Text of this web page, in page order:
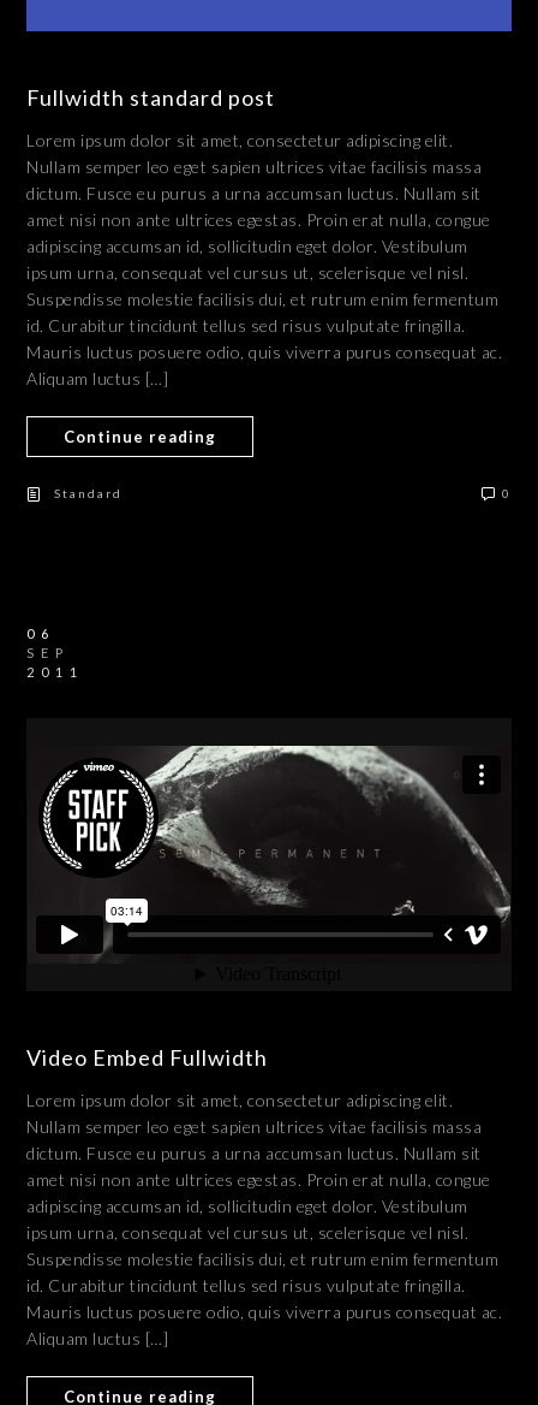
Fullwidth standard post
Lorem ipsum dolor sit amet, consectetur adipiscing elit.
Nullam semper leo eget sapien ultrices vitae facilisis massa
dictum. Fusce eu purus a urna accumsan luctus. Nullam sit
amet nisi non ante ultrices egestas. Proin erat nulla, congue
adipiscing accumsan id, sollicitudin eget dolor. Vestibulum
ipsum urna, consequat vel cursus ut, scelerisque vel nisl.
Suspendisse molestie facilisis dui, et rutrum enim fermentum
id. Curabitur tincidunt tellus sed risus vulputate fringilla.
Mauris luctus posuere odio, quis viverra purus consequat ac.
Aliquam luctus […]
Continue reading
Standard 0
06
SEP
2011
Video Embed Fullwidth
Lorem ipsum dolor sit amet, consectetur adipiscing elit.
Nullam semper leo eget sapien ultrices vitae facilisis massa
dictum. Fusce eu purus a urna accumsan luctus. Nullam sit
amet nisi non ante ultrices egestas. Proin erat nulla, congue
adipiscing accumsan id, sollicitudin eget dolor. Vestibulum
ipsum urna, consequat vel cursus ut, scelerisque vel nisl.
Suspendisse molestie facilisis dui, et rutrum enim fermentum
id. Curabitur tincidunt tellus sed risus vulputate fringilla.
Mauris luctus posuere odio, quis viverra purus consequat ac.
Aliquam luctus […]
Continue reading